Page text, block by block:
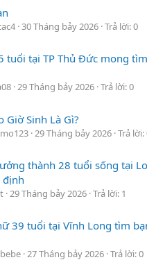
30 Tháng bảy 2026 Trả lời: 0
tuổi tại TP Thủ Đức mong
29 Tháng bảy 2026 Trả lời: 0
Giờ Sinh Là Gì?
29 Tháng bảy 2026 Trả lời:
thành 28 tuổi sống tại
định
29 Tháng bảy 2026 Trả lời: 1
39 tuổi tại Vĩnh Long tìm
27 Tháng bảy 2026 Trả lời: 0